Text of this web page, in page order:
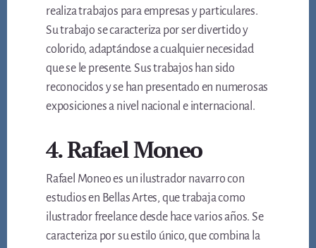
realiza trabajos para empresas y particulares.
Su trabajo se caracteriza por ser divertido y
colorido, adaptándose a cualquier necesidad
que se le presente. Sus trabajos han sido
reconocidos y se han presentado en numerosas
exposiciones a nivel nacional e internacional.
4. Rafael Moneo
Rafael Moneo es un ilustrador navarro con
estudios en Bellas Artes, que trabaja como
ilustrador freelance desde hace varios años. Se
caracteriza por su estilo único, que combina la